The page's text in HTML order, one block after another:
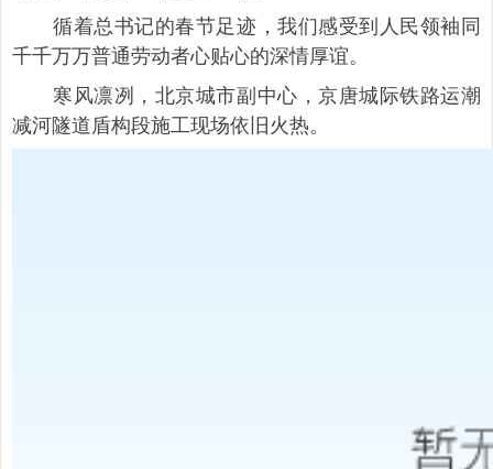
循着总书记的春节足迹，我们感受到人民领袖同
千千万万普通劳动者心贴心的深情厚谊。
寒风凛冽，北京城市副中心，京唐城际铁路运潮
减河隧道盾构段施工现场依旧火热。